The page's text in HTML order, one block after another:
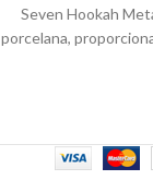
Seven Hookah
porcelana,